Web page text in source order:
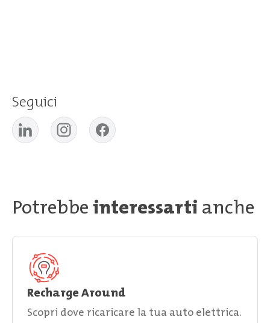
Seguici
Potrebbeinteressarti anche
Recharge Around
Scopri dove ricaricare la tua auto elettrica.